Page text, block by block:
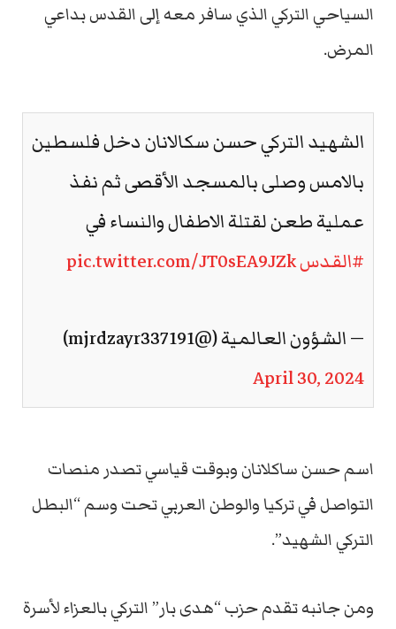
السياحي التركي الذي سافر معه إلى القدس بداعي
المرض.
الشهيد التركي حسن سكالانان دخل فلسطين
بالامس وصلى بالمسجد الأقصى ثم نفذ
عملية طعن لقتلة الاطفال والنساء في
#القدسpic.twitter.com/JT0sEA9JZk
— الشؤون العالمية (@mjrdzayr337191)
April 30, 2024
اسم حسن ساكلانان وبوقت قياسي تصدر منصات
التواصل في تركيا والوطن العربي تحت وسم “البطل
التركي الشهيد”.
ومن جانبه تقدم حزب “هدى بار” التركي بالعزاء لأسرة